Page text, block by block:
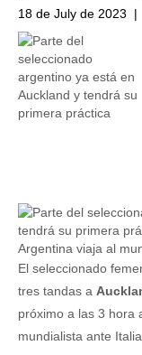
18 de July de 2023 |
Argentina viaja al
El seleccionado
tres tandas a
próximo a las 3 hora
mundialista ante Italia.